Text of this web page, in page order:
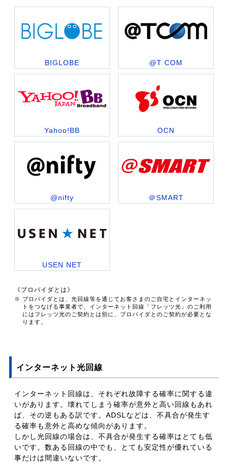
BIGLOBE @T COM
Yahoo!BB OCN
@nifty ＠SMART
USEN NET
《プロバイダとは》
※ プロバイダとは、光回線等を通じてお客さまのご自宅とインターネッ
トをつなげる事業者で、インターネット回線「フレッツ光」のご利用
にはフレッツ光のご契約とは別に、プロバイダとのご契約が必要とな
ります。
インターネット光回線
インターネット回線は、それぞれ故障する確率に関する違
いがあります。壊れてしまう確率が意外と高い回線もあれ
ば、その逆もある訳です。ADSLなどは、不具合が発生す
る確率も意外と高めな傾向があります。
しかし光回線の場合は、不具合が発生する確率はとても低
いです。数ある回線の中でも、とても安定性が優れている
事だけは間違いないです。